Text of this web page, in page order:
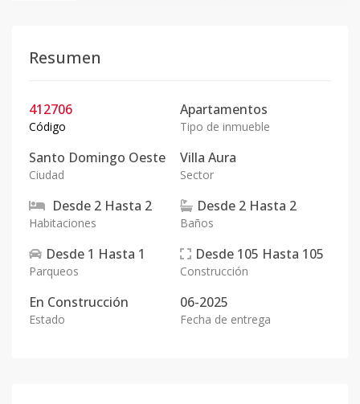
Resumen
412706
Código
Apartamentos
Tipo de inmueble
Santo Domingo Oeste
Ciudad
Villa Aura
Sector
Desde 2 Hasta 2
Habitaciones
Desde 2 Hasta 2
Baños
Desde 1 Hasta 1
Parqueos
Desde 105 Hasta 105
Construcción
En Construcción
Estado
06-2025
Fecha de entrega